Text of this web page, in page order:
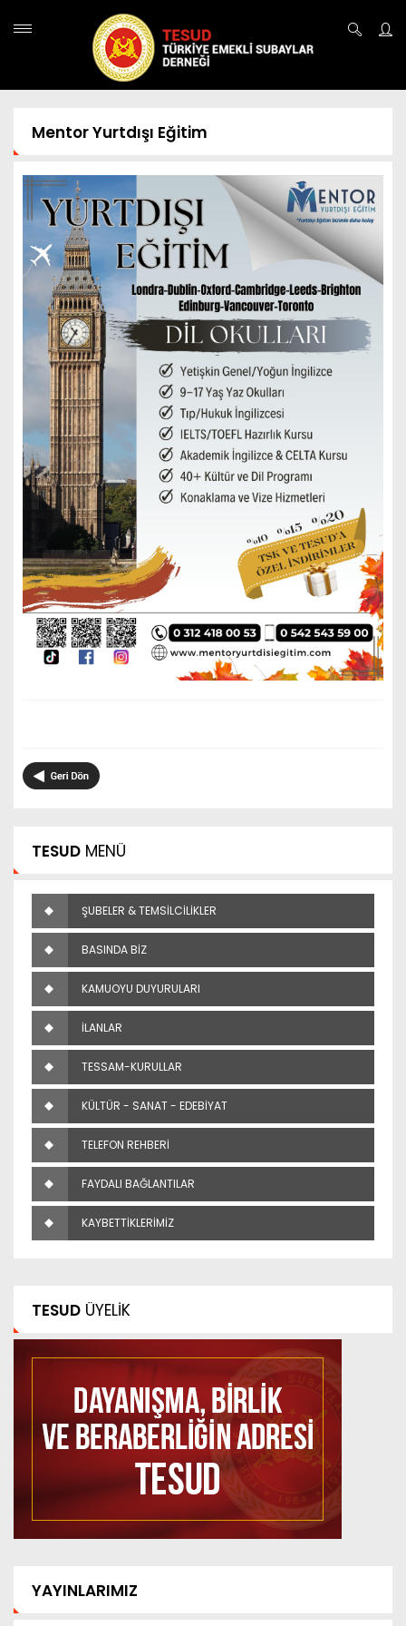
Mentor Yurtdışı Eğitim
TESUD MENÜ
ŞUBELER & TEMSİLCİLİKLER
BASINDA BİZ
KAMUOYU DUYURULARI
İLANLAR
TESSAM-KURULLAR
KÜLTÜR - SANAT - EDEBİYAT
TELEFON REHBERİ
FAYDALI BAĞLANTILAR
KAYBETTİKLERİMİZ
TESUD ÜYELİK
YAYINLARIMIZ